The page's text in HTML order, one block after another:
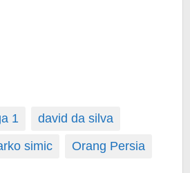
1
david da silva
simic
Orang Persia